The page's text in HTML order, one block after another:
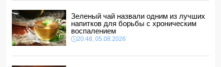
Зеленый чай назвали одним из лучших
напитков для борьбы с хроническим
воспалением
20:48, 05.08.2026